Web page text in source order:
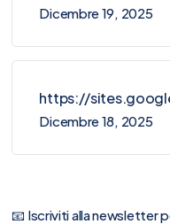
Dicembre 19, 2025
https://
Dicembre 18, 2025
📧 Iscriviti alla newsletter